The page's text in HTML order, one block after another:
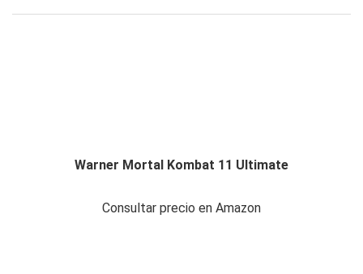
Warner Mortal Kombat 11 Ultimate
Consultar precio en Amazon